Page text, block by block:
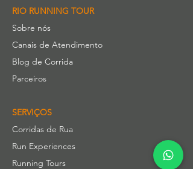
RIO RUNNING TOUR
Sobre nós
Canais de Atendimento
Blog de Corrida
Parceiros
SERVIÇOS
Corridas de Rua
Run Experiences
Running Tours